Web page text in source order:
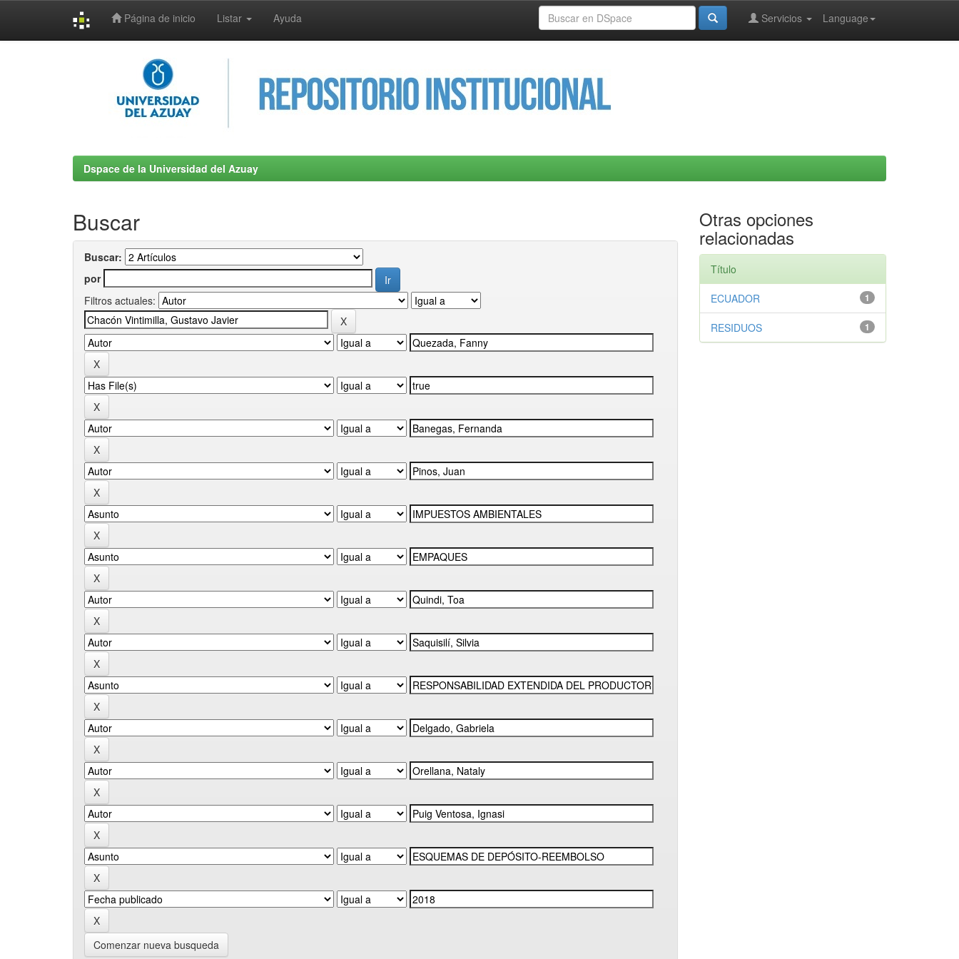
Página de inicio Listar Ayuda Language
Servicios
Dspace de la Universidad del Azuay
Buscar
Buscar:
por
Filtros actuales:
Comenzar nueva busqueda
Otras opciones
relacionadas
Título
1
ECUADOR
1
RESIDUOS